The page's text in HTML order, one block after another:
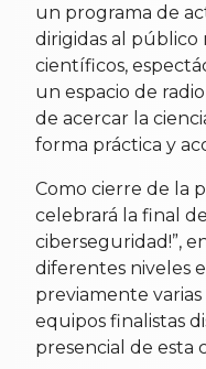
un programa de
dirigidas al público
científicos,
un espacio de
de acercar la
forma práctica y
Como cierre de la
celebrará la final
ciberseguridad!”,
diferentes niveles
previamente
equipos finalistas
presencial de esta